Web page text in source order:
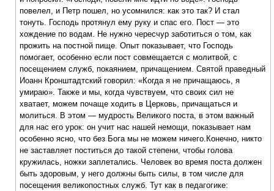
повелел, и Петр пошел, но усомнился: как это так? И стал
тонуть. Господь протянул ему руку и спас его. Пост — это
хождение по водам. Не нужно чересчур заботиться о том, как
прожить на постной пище. Опыт показывает, что Господь
помогает, особенно если пост совмещается с молитвой, с
посещением служб, покаянием, причащением. Святой праведный
Иоанн Кронштадтский говорил: «Когда я не причащаюсь, я
умираю». Также и мы, когда чувствуем, что своих сил не
хватает, можем почаще ходить в Церковь, причащаться и
молиться. В этом — мудрость Великого поста, в этом важный
для нас его урок: он учит нас нашей немощи, показывает нам
особенно ясно, что без Бога мы не можем ничего.Конечно, никто
не заставляет поститься до такой степени, чтобы голова
кружилась, ножки заплетались. Человек во время поста должен
быть здоровым, у него должны быть силы, в том числе для
посещения великопостных служб. Тут как в педагогике: